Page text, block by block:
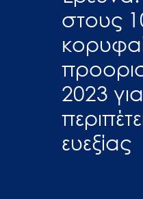
στους
2023
ευεξίας